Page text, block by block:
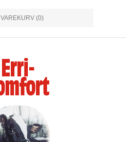
VAREKURV (0)